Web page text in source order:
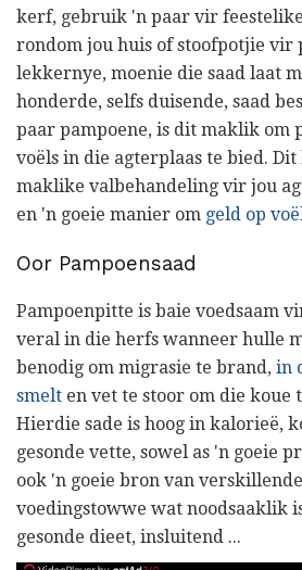
kerf, gebruik 'n paar vir
rondom jou huis of stoofpotjie vir
lekkernye, moenie die saad laat
honderde, selfs duisende, saad
paar pampoene, is dit maklik om
voëls in die agterplaas te bied.
maklike valbehandeling vir jou
en 'n goeie manier om geld op
Oor Pampoensaad
Pampoenpitte is baie voedsaam
veral in die herfs wanneer hulle
benodig om migrasie te brand, in
smelt en vet te stoor om die koue
Hierdie sade is hoog in kalorieë,
gesonde vette, sowel as 'n goeie
ook 'n goeie bron van
voedingstowwe wat noodsaaklik
gesonde dieet, insluitend ...